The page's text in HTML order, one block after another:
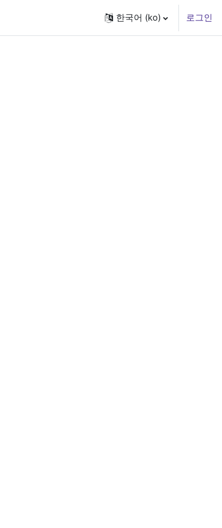
한국어 ‎(ko)‎ 로그인